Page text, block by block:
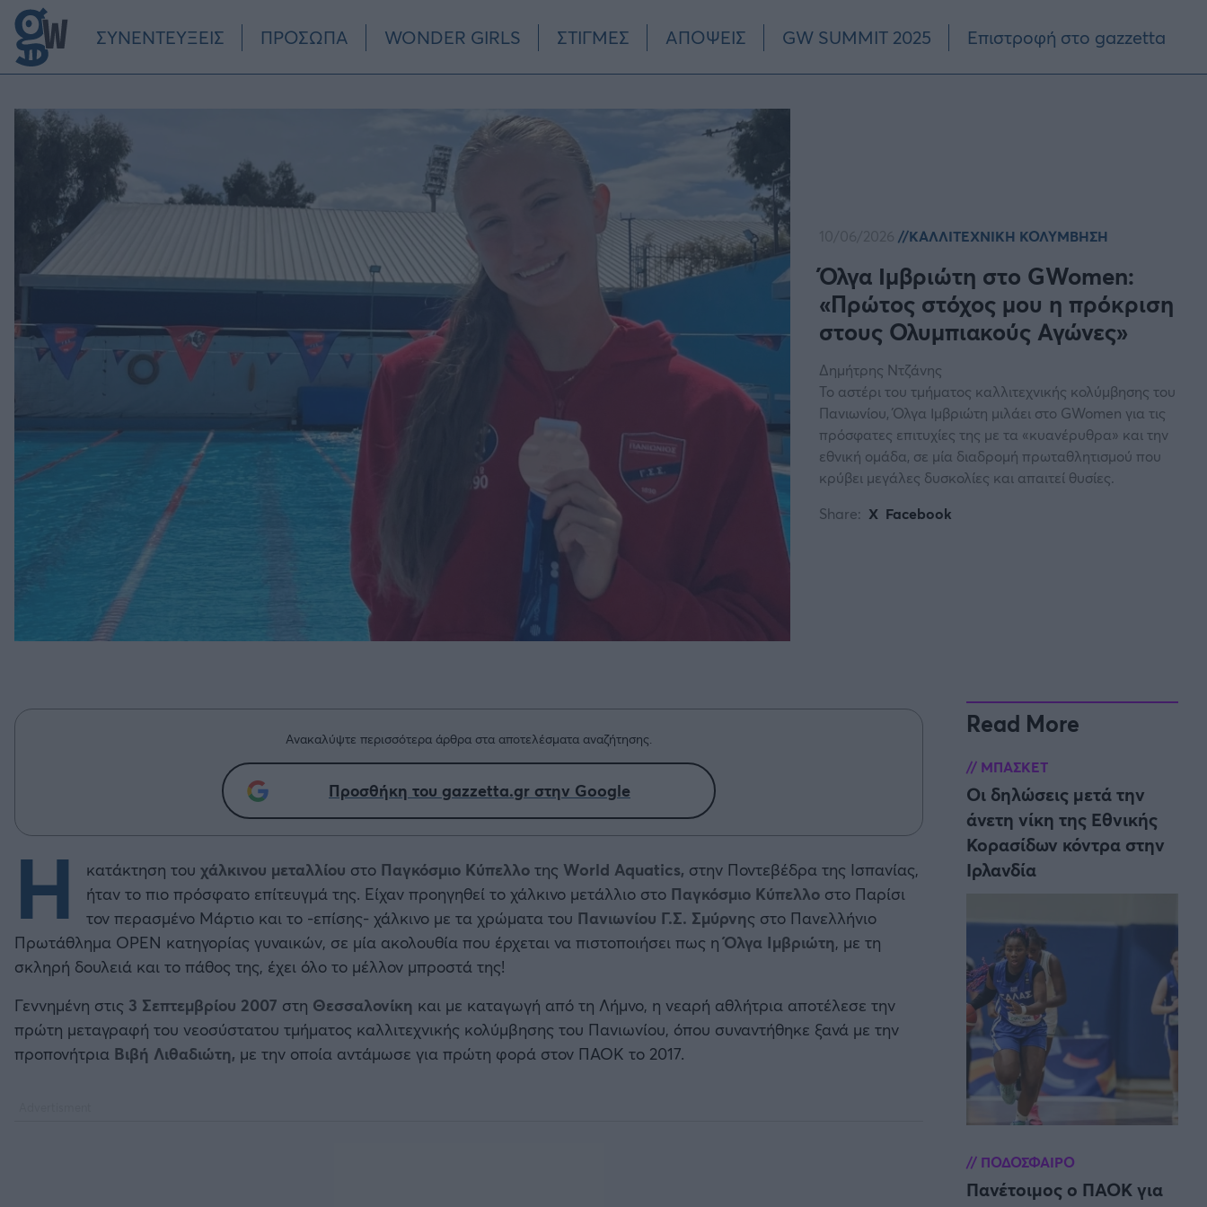
Παράκαμψη προς το κυρίως περιεχόμενο
ΣΥΝΕΝΤΕΥΞΕΙΣ ΠΡΟΣΩΠΑ WONDER GIRLS ΣΤΙΓΜΕΣ ΑΠΟΨΕΙΣ GW SUMMIT 2025 Επιστροφή στο gazzetta
ΚΑΛΛΙΤΕΧΝΙΚΗ ΚΟΛΥΜΒΗΣΗ
Όλγα Ιμβριώτη στο GWomen:
«Πρώτος στόχος μου η πρόκριση
στους Ολυμπιακούς Αγώνες»
Δημήτρης Ντζάνης
Το αστέρι του τμήματος καλλιτεχνικής κολύμβησης του
Πανιωνίου, Όλγα Ιμβριώτη μιλάει στο GWomen για τις
πρόσφατες επιτυχίες της με τα «κυανέρυθρα» και την
εθνική ομάδα, σε μία διαδρομή πρωταθλητισμού που
κρύβει μεγάλες δυσκολίες και απαιτεί θυσίες.
Share: X Facebook
Ανακαλύψτε περισσότερα άρθρα στα αποτελέσματα αναζήτησης.
Προσθήκη του gazzetta.gr στην Google
Η κατάκτηση του χάλκινου μεταλλίου στοΠαγκόσμιο Κύπελλοτης World Aquatics, στην Ποντεβέδρα της Ισπανίας,
ήταν το πιο πρόσφατο επίτευγμά της. Είχαν προηγηθεί το χάλκινο μετάλλιο στο Παγκόσμιο Κύπελλοστο Παρίσι
τον περασμένο Μάρτιο και το -επίσης- χάλκινο με τα χρώματα του Πανιωνίου Γ.Σ. Σμύρνης στο Πανελλήνιο
Πρωτάθλημα OPEN κατηγορίας γυναικών, σε μία ακολουθία που έρχεται να πιστοποιήσει πως ηΌλγα Ιμβριώτη, με τη
σκληρή δουλειά και το πάθος της, έχει όλο το μέλλον μπροστά της!
Γεννημένη στις 3 Σεπτεμβρίου 2007 στη Θεσσαλονίκη και με καταγωγή από τη Λήμνο, η νεαρή αθλήτρια αποτέλεσε την
πρώτη μεταγραφή του νεοσύστατου τμήματος καλλιτεχνικής κολύμβησης του Πανιωνίου, όπου συναντήθηκε ξανά με την
προπονήτρια Βιβή Λιθαδιώτη, με την οποία αντάμωσε για πρώτη φορά στον ΠΑΟΚ το 2017.
Read More
ΜΠΑΣΚΕΤ
Οι δηλώσεις μετά την
άνετη νίκη της Εθνικής
Κορασίδων κόντρα στην
Ιρλανδία
ΠΟΔΟΣΦΑΙΡΟ
Πανέτοιμος ο ΠΑΟΚ για